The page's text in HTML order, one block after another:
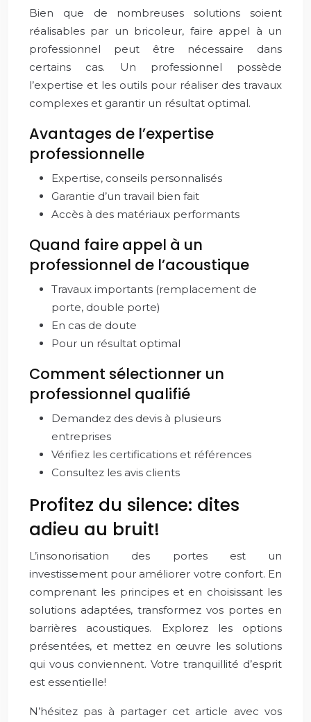
Bien que de nombreuses solutions soient
réalisables par un bricoleur, faire appel à un
professionnel peut être nécessaire dans
certains cas. Un professionnel possède
l’expertise et les outils pour réaliser des travaux
complexes et garantir un résultat optimal.
Avantages de l’expertise
professionnelle
Expertise, conseils personnalisés
Garantie d’un travail bien fait
Accès à des matériaux performants
Quand faire appel à un
professionnel de l’acoustique
Travaux importants (remplacement de
porte, double porte)
En cas de doute
Pour un résultat optimal
Comment sélectionner un
professionnel qualifié
Demandez des devis à plusieurs
entreprises
Vérifiez les certifications et références
Consultez les avis clients
Profitez du silence: dites
adieu au bruit!
L’insonorisation des portes est un
investissement pour améliorer votre confort. En
comprenant les principes et en choisissant les
solutions adaptées, transformez vos portes en
barrières acoustiques. Explorez les options
présentées, et mettez en œuvre les solutions
qui vous conviennent. Votre tranquillité d’esprit
est essentielle!
N’hésitez pas à partager cet article avec vos